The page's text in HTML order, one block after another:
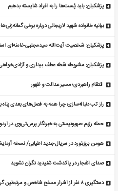
پزشکیان: باید پُست‌ها را به افراد شایسته بدهیم
بیانیه خانواده شهید لاریجانی درباره برخی
پزشکیان: شخصیت آیت‌الله سیدمجتبی خامنه‌ای
پزشکیان: مشروطه نقطه عطف بیداری و
انتقام راهبردی؛ مسیر عدالت و ظهور
راز تب دنباله‌سازی؛ چرا همه به فصل‌های بعدی پناه
حمله رژیم صهیونیستی به خبرنگار پرس‌تی‌وی در
هومن برق‌نورد در سریال جدید اطیابی/ نسخه
صدای انفجار در پاکدشت شنیدید نگران نشوید
دستگیری ۸ نفر از اشرار مسلح شاخص و مرتبطین گروهک‌های تروریستی